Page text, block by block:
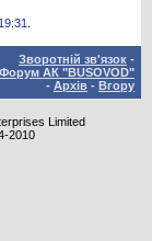
19:31
Зворотній зв'язок -
Форум АК "BUSOVOD"
- Архів - Вгору
Limited
2010